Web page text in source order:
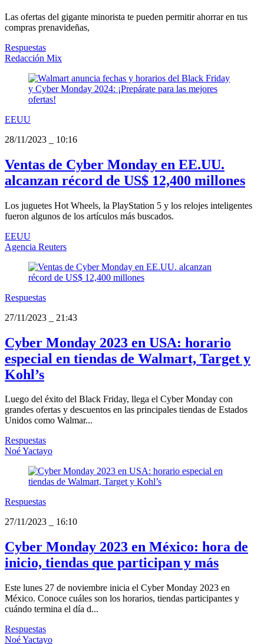
Las ofertas del gigante minorista te pueden permitir ahorrar en tus
compras prenavideñas,
Respuestas
Redacción Mix
EEUU
28/11/2023
10:16
Ventas de Cyber Monday en EE.UU.
alcanzan récord de US$ 12,400 millones
Los juguetes Hot Wheels, la PlayStation 5 y los relojes inteligentes
fueron algunos de los artículos más buscados.
EEUU
Agencia Reuters
Respuestas
27/11/2023
21:43
Cyber Monday 2023 en USA: horario
especial en tiendas de Walmart, Target y
Kohl’s
Luego del éxito del Black Friday, llega el Cyber Monday con
grandes ofertas y descuentos en las principales tiendas de Estados
Unidos como Walmar...
Respuestas
Noé Yactayo
Respuestas
27/11/2023
16:10
Cyber Monday 2023 en México: hora de
inicio, tiendas que participan y más
Este lunes 27 de noviembre inicia el Cyber Monday 2023 en
México. Conoce cuáles son los horarios, tiendas participantes y
cuándo termina el día d...
Respuestas
Noé Yactayo